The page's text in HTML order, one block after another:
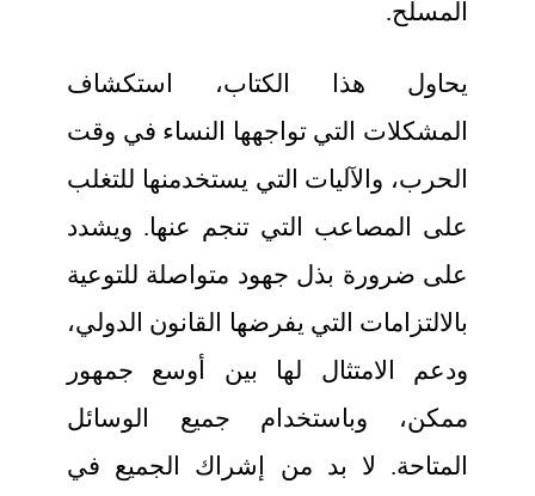
المسلح.
يحاول هذا الكتاب، استكشاف
المشكلات التي تواجهها النساء في وقت
الحرب، والآليات التي يستخدمنها للتغلب
على المصاعب التي تنجم عنها. ويشدد
على ضرورة بذل جهود متواصلة للتوعية
بالالتزامات التي يفرضها القانون الدولي،
ودعم الامتثال لها بين أوسع جمهور
ممكن، وباستخدام جميع الوسائل
المتاحة. لا بد من إشراك الجميع في